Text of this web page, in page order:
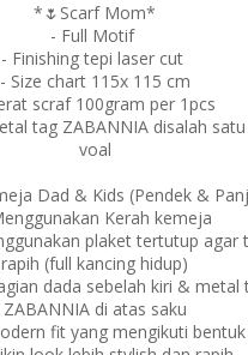
*🌷Scarf Mom*
- Full Motif
- Finishing tepi laser cut
- Size chart 115x 115 cm
scraf 100gram per 1pcs
tag ZABANNIA disalah
voal
Dad & Kids (Pendek &
Kerah kemeja
plaket tertutup agar
rapih (full kancing hidup)
dada sebelah kiri & metal
ZABANNIA di atas saku
fit yang mengikuti